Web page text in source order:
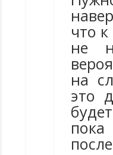
что
не
на
это